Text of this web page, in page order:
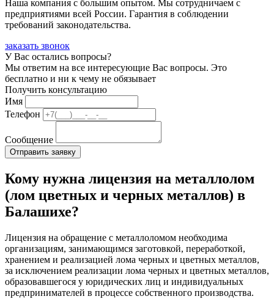
Наша компания с большим опытом. Мы сотрудничаем с
предприятиями всей России. Гарантия в соблюдении
требований законодательства.
заказать звонок
У Вас остались вопросы?
Мы ответим на все интересующие Вас вопросы. Это
бесплатно и ни к чему не обязывает
Получить консультацию
Имя
Телефон
Сообщение
Кому нужна лицензия на металлолом
(лом цветных и черных металлов) в
Балашихе?
Лицензия на обращение с металлоломом необходима
организациям, занимающимся заготовкой, переработкой,
хранением и реализацией лома черных и цветных металлов,
за исключением реализации лома черных и цветных металлов,
образовавшегося у юридических лиц и индивидуальных
предпринимателей в процессе собственного производства.